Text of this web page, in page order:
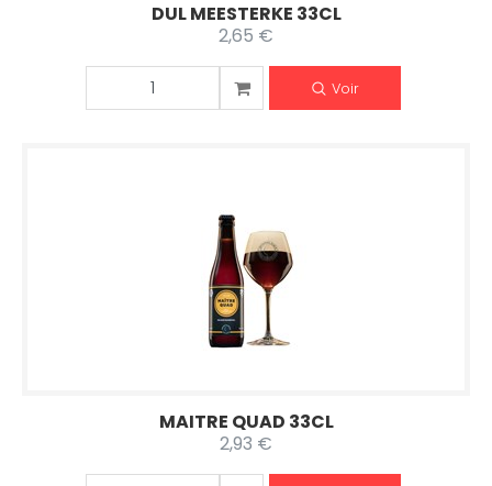
DUL MEESTERKE 33CL
2,65 €
Voir
MAITRE QUAD 33CL
2,93 €